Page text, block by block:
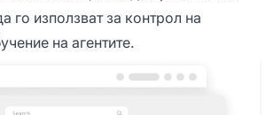
го използват за контрол на
на агентите.